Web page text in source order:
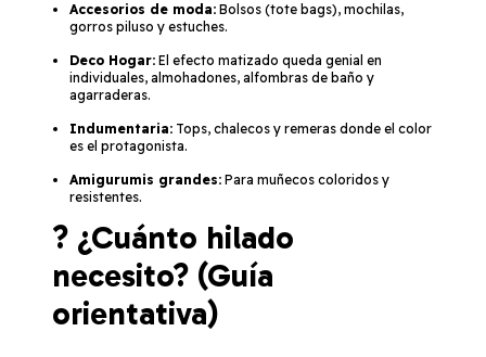
Accesorios de moda: Bolsos (tote bags), mochilas,
gorros piluso y estuches.
Deco Hogar: El efecto matizado queda genial en
individuales, almohadones, alfombras de baño y
agarraderas.
Indumentaria: Tops, chalecos y remeras donde el color
es el protagonista.
Amigurumis grandes: Para muñecos coloridos y
resistentes.
? ¿Cuánto hilado
necesito? (Guía
orientativa)